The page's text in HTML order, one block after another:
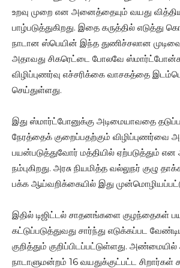
உறவு முறை என அனைத்தையும் வயது
பாழ்படுத்துகிறது. இதை கருத்தில் எடுத்து
நாடான ஸ்பெயின் இந்த துணிச்சலான முடிவை
அதாவது சிகரெட்டை போலவே
விழிப்புணர்வு எச்சரிக்கை வாசகத்தை
செய்துள்ளது.
இது ஸ்மார்ட்போனுக்கு அடிமையாவதை
நேரத்தைக் குறைப்பதற்கும் விழிப்புணர்வை
பயன்படுத்துவோர் மத்தியில் ஏற்படுத்தும் என
நம்புகிறது. அரசு நியமித்த வல்லுநர் குழு
பக்க ஆய்வறிக்கையில் இது
இதில் டிஜிட்டல் சாதனங்களை குழந்தைகள்
கட்டுப்படுத்துவது சார்ந்து எடுக்கப்பட
குறித்தும் குறிப்பிடப்பட்டுள்ளது.
நாடாளுமன்றம் 16 வயதுக்குட்பட்ட சிறார்கள்